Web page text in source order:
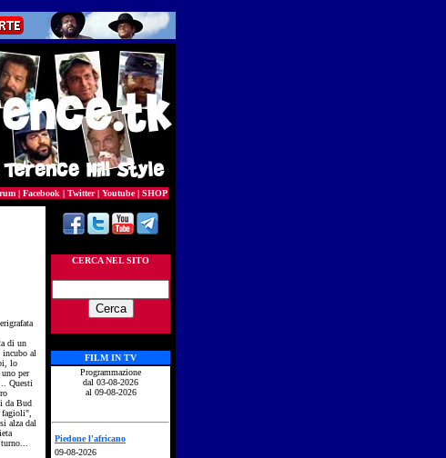
| Facebook | Twitter| Youtube| SHOP
di un
al
lo
per
Questi
da Bud
fagioli",
alza dal
CERCA NEL SITO
FILM IN TV
Programmazione
dal 03-08-2026
al 09-08-2026
Piedone l'africano
09-08-2026